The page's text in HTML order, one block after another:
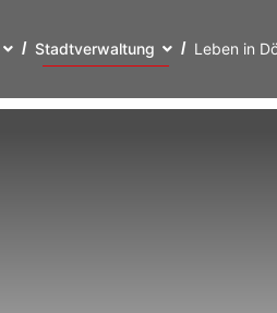
Stadtverwaltung Leben in